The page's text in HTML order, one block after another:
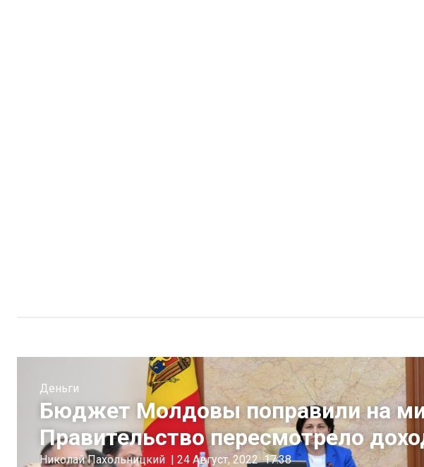
Деньги
Бюджет Молдовы поправили на
Правительство пересмотрело
Николай Пахольницкий | 24 Август, 2022 17:38